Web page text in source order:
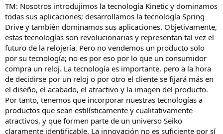
TM: Nosotros introdujimos la tecnología Kinetic y dominamos
todas sus aplicaciones; desarrollamos la tecnología Spring
Drive y también dominamos sus aplicaciones. Objetivamente,
estas tecnologías son revolucionarias y representan tal vez el
futuro de la relojería. Pero no vendemos un producto solo
por su tecnología; no es por eso por lo que un consumidor
compra un reloj. La tecnología es importante, pero a la hora
de decidirse por un reloj o por otro el cliente se fijará más en
el diseño, el acabado, el atractivo y la imagen del producto.
Por tanto, tenemos que incorporar nuestras tecnologías a
productos que sean estilísticamente y cualitativamente
atractivos, y que formen parte de un universo Seiko
claramente identificable. La innovación no es suficiente por sí